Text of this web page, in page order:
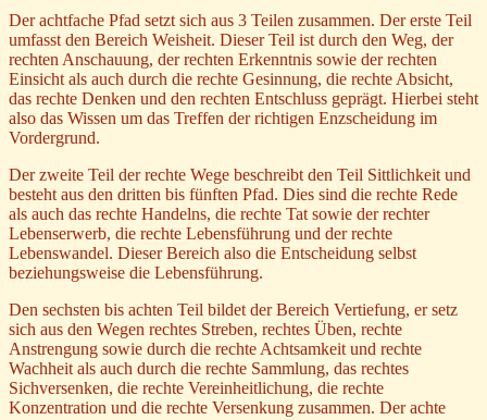
Der achtfache Pfad setzt sich aus 3 Teilen zusammen. Der erste Teil
umfasst den Bereich Weisheit. Dieser Teil ist durch den Weg, der
rechten Anschauung, der rechten Erkenntnis sowie der rechten
Einsicht als auch durch die rechte Gesinnung, die rechte Absicht,
das rechte Denken und den rechten Entschluss geprägt. Hierbei steht
also das Wissen um das Treffen der richtigen Enzscheidung im
Vordergrund.
Der zweite Teil der rechte Wege beschreibt den Teil Sittlichkeit und
besteht aus den dritten bis fünften Pfad. Dies sind die rechte Rede
als auch das rechte Handelns, die rechte Tat sowie der rechter
Lebenserwerb, die rechte Lebensführung und der rechte
Lebenswandel. Dieser Bereich also die Entscheidung selbst
beziehungsweise die Lebensführung.
Den sechsten bis achten Teil bildet der Bereich Vertiefung, er setz
sich aus den Wegen rechtes Streben, rechtes Üben, rechte
Anstrengung sowie durch die rechte Achtsamkeit und rechte
Wachheit als auch durch die rechte Sammlung, das rechtes
Sichversenken, die rechte Vereinheitlichung, die rechte
Konzentration und die rechte Versenkung zusammen. Der achte